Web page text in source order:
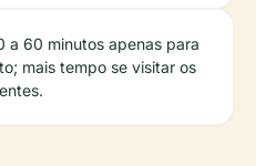
a 60 minutos apenas para
mais tempo se visitar os